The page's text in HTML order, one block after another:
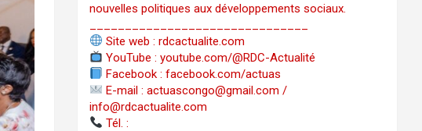
nouvelles politiques aux développements sociaux.
Site web : rdcactualite.com
YouTube : youtube.com/@RDC-Actualité
Facebook : facebook.com/actuas
E-mail : actuascongo@gmail.com /
info@rdcactualite.com
Tél. : ‪‪‪‪‪‪‪‪‪‪‪‪‪‪‪‪‪‪‪‪‪‪‪‪‪‪‪‪‪‪‪‪